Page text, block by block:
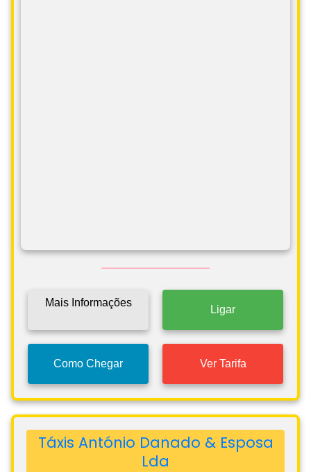
Mais Informações
Ligar
Como Chegar Ver Tarifa
Táxis António Danado & Esposa
Lda